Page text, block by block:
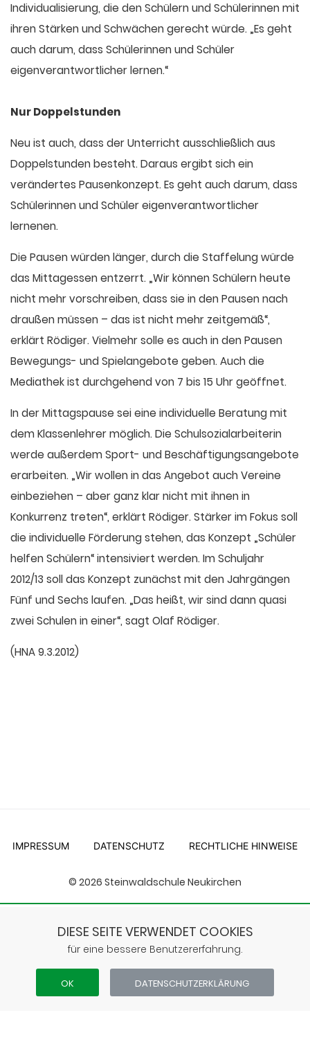
Individualisierung, die den Schülern und Schülerinnen mit
ihren Stärken und Schwächen gerecht würde. „Es geht
auch darum, dass Schülerinnen und Schüler
eigenverantwortlicher lernen.“
Nur Doppelstunden
Neu ist auch, dass der Unterricht ausschließlich aus
Doppelstunden besteht. Daraus ergibt sich ein
verändertes Pausenkonzept. Es geht auch darum, dass
Schülerinnen und Schüler eigenverantwortlicher
lernenen.
Die Pausen würden länger, durch die Staffelung würde
das Mittagessen entzerrt. „Wir können Schülern heute
nicht mehr vorschreiben, dass sie in den Pausen nach
draußen müssen – das ist nicht mehr zeitgemäß“,
erklärt Rödiger. Vielmehr solle es auch in den Pausen
Bewegungs- und Spielangebote geben. Auch die
Mediathek ist durchgehend von 7 bis 15 Uhr geöffnet.
In der Mittagspause sei eine individuelle Beratung mit
dem Klassenlehrer möglich. Die Schulsozialarbeiterin
werde außerdem Sport- und Beschäftigungsangebote
erarbeiten. „Wir wollen in das Angebot auch Vereine
einbeziehen – aber ganz klar nicht mit ihnen in
Konkurrenz treten“, erklärt Rödiger. Stärker im Fokus soll
die individuelle Förderung stehen, das Konzept „Schüler
helfen Schülern“ intensiviert werden. Im Schuljahr
2012/13 soll das Konzept zunächst mit den Jahrgängen
Fünf und Sechs laufen. „Das heißt, wir sind dann quasi
zwei Schulen in einer“, sagt Olaf Rödiger.
(HNA 9.3.2012)
IMPRESSUM DATENSCHUTZ RECHTLICHE HINWEISE
© 2026 Steinwaldschule Neukirchen
34626 Neukirchen
Telefon Sekretariat 06694 9623-0
DIESE SEITE VERWENDET COOKIES
für eine bessere Benutzererfahrung.
OK DATEN­SCHUTZ­ERKLÄRUNG